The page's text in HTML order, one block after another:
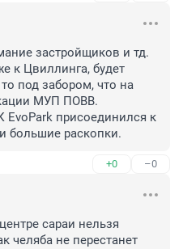
застройщиков и тд.
к Цвиллинга, будет
под забором, что на
МУП ПОВВ.
присоединился к
большие раскопки.
+0 –0
сараи нельзя
челяба не перестанет